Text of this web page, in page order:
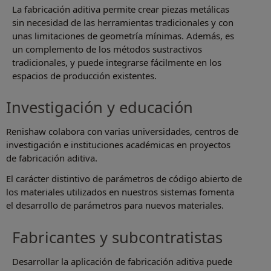
La fabricación aditiva permite crear piezas metálicas
sin necesidad de las herramientas tradicionales y con
unas limitaciones de geometría mínimas. Además, es
un complemento de los métodos sustractivos
tradicionales, y puede integrarse fácilmente en los
espacios de producción existentes.
Investigación y educación
Renishaw colabora con varias universidades, centros de
investigación e instituciones académicas en proyectos
de fabricación aditiva.
El carácter distintivo de parámetros de código abierto de
los materiales utilizados en nuestros sistemas fomenta
el desarrollo de parámetros para nuevos materiales.
Fabricantes y subcontratistas
Desarrollar la aplicación de fabricación aditiva puede